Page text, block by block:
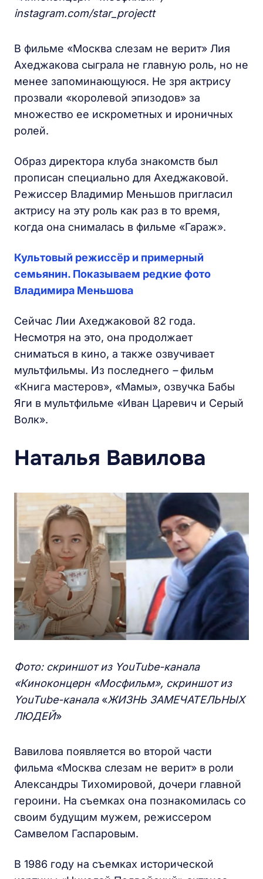
instagram.com/star_ projectt
В фильме «Москва слезам не верит» Лия
Ахеджакова сыграла не главную роль, но не
менее запоминающуюся. Не зря актрису
прозвали «королевой эпизодов» за
множество ее искрометных и ироничных
ролей.
Образ директора клуба знакомств был
прописан специально для Ахеджаковой.
Режиссер Владимир Меньшов пригласил
актрису на эту роль как раз в то время,
когда она снималась в фильме «Гараж».
Культовый режиссёр и примерный
семьянин. Показываем редкие фото
Владимира Меньшова
Сейчас Лии Ахеджаковой 82 года.
Несмотря на это, она продолжает
сниматься в кино, а также озвучивает
мультфильмы. Из последнего –фильм
«Книга мастеров», «Мамы», озвучка Бабы
Яги в мультфильме «Иван Царевич и Серый
Волк».
Наталья Вавилова
Фото: скриншот из YouTube-канала
«Киноконцерн «Мосфильм», скриншот из
YouTube-канала «ЖИЗНЬ ЗАМЕЧАТЕЛЬНЫХ
ЛЮДЕЙ»
Вавилова появляется во второй части
фильма «Москва слезам не верит» в роли
Александры Тихомировой, дочери главной
героини. На съемках она познакомилась со
своим будущим мужем, режиссером
Самвелом Гаспаровым.
В 1986 году на съемках исторической